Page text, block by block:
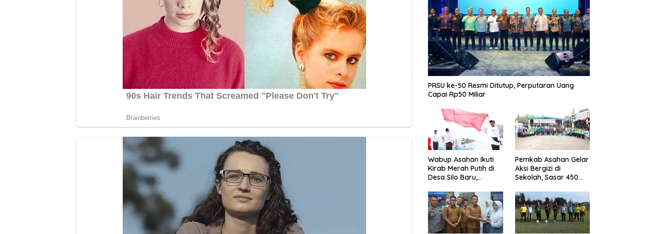
PRSU ke-50 Resmi Ditutup, Perputaran Uang
Capai Rp50 Miliar
Wabup Asahan Ikuti
Kirab Merah Putih di
Desa Silo Baru,
Menggema
Pemkab Asahan Gelar
Aksi Bergizi di
Sekolah, Sasar 450
Stunting